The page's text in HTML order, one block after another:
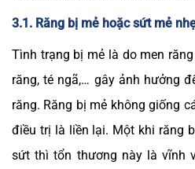
3.1. Răng bị mẻ hoặc sứt mẻ
Tình trạng bị mẻ là do men
răng, té ngã,… gây ảnh hưởng
răng. Răng bị mẻ không giống
điều trị là liền lại. Một khi răng
sứt thì tổn thương này là vĩnh